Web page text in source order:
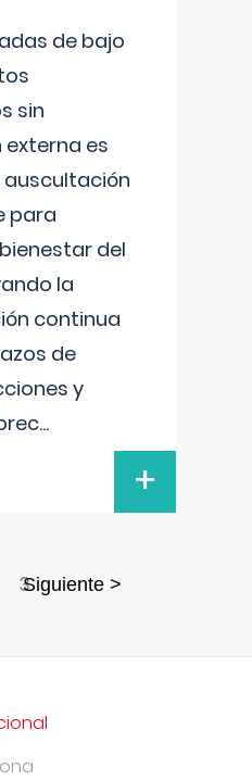
de bajo
sin
es
para
del
la
continua
de
y
...
+
3Siguiente >